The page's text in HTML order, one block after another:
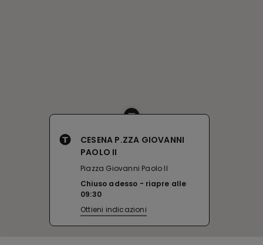
CESENA P.ZZA GIOVANNI
PAOLO II
Piazza Giovanni Paolo II
Chiuso adesso
riapre alle
09:30
Ottieni indicazioni